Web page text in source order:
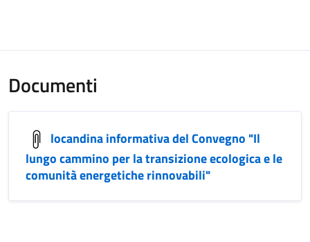
Documenti
locandina informativa del Convegno "Il
lungo cammino per la transizione ecologica e le
comunità energetiche rinnovabili"